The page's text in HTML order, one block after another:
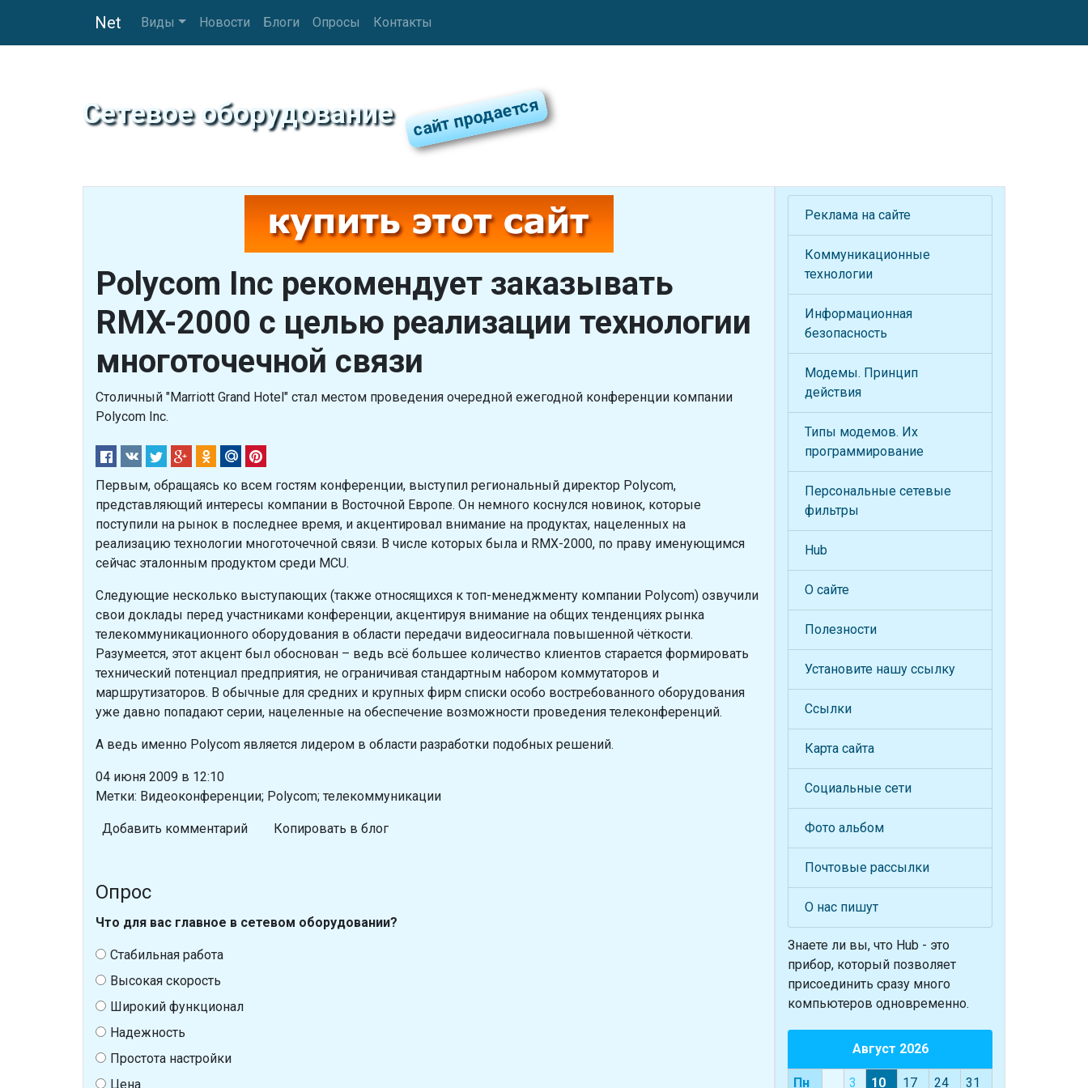
Net Виды Новости Блоги Опросы Контакты
Сетевое оборудование
Polycom Inc рекомендует заказывать
RMX-2000 с целью реализации технологии
многоточечной связи
Столичный "Marriott Grand Hotel" стал местом проведения очередной ежегодной конференции компании
Polycom Inc.
Первым, обращаясь ко всем гостям конференции, выступил региональный директор Polycom,
представляющий интересы компании в Восточной Европе. Он немного коснулся новинок, которые
поступили на рынок в последнее время, и акцентировал внимание на продуктах, нацеленных на
реализацию технологии многоточечной связи. В числе которых была и RMX-2000, по праву именующимся
сейчас эталонным продуктом среди MCU.
Следующие несколько выступающих (также относящихся к топ-менеджменту компании Polycom) озвучили
свои доклады перед участниками конференции, акцентируя внимание на общих тенденциях рынка
телекоммуникационного оборудования в области передачи видеосигнала повышенной чёткости.
Разумеется, этот акцент был обоснован – ведь всё большее количество клиентов старается формировать
технический потенциал предприятия, не ограничивая стандартным набором коммутаторов и
маршрутизаторов. В обычные для средних и крупных фирм списки особо востребованного оборудования
уже давно попадают серии, нацеленные на обеспечение возможности проведения телеконференций.
А ведь именно Polycom является лидером в области разработки подобных решений.
04 июня 2009 в 12:10
Метки: Видеоконференции; Polycom; телекоммуникации
Добавить комментарий Копировать в блог
Опрос
Что для вас главное в сетевом оборудовании?
Стабильная работа
Высокая скорость
Широкий функционал
Надежность
Простота настройки
Цена
Реклама на сайте
Коммуникационные
технологии
Информационная
безопасность
Модемы. Принцип
действия
Типы модемов. Их
программирование
Персональные сетевые
фильтры
Hub
О сайте
Полезности
Установите нашу ссылку
Ссылки
Карта сайта
Социальные сети
Фото альбом
Почтовые рассылки
О нас пишут
Знаете ли вы, что Hub - это
прибор, который позволяет
присоединить сразу много
компьютеров одновременно.
Август 2026
Пн 3 10 17 24 31